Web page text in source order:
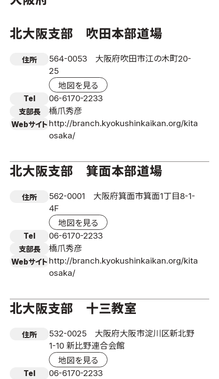
本部からのお知らせ
公式大会
公式記録
試合規則
青少年部・保護者の方へ
会員制度
取材のお申し込み
よくある質問
プライバシーポリシー
日本語
北大阪支部 吹田本部道場
住所
564-0053 大阪府吹田市江の木町20-
25
地図を見る
Tel 06-6170-2233
支部長 橋爪秀彦
Webサイト http://branch.kyokushinkaikan.org/kita
osaka/
北大阪支部 箕面本部道場
住所
562-0001 大阪府箕面市箕面1丁目8-1-
4F
地図を見る
Tel 06-6170-2233
支部長 橋爪秀彦
Webサイト http://branch.kyokushinkaikan.org/kita
osaka/
北大阪支部 十三教室
住所
532-0025 大阪府大阪市淀川区新北野
1-10 新比野連合会館
地図を見る
Tel 06-6170-2233